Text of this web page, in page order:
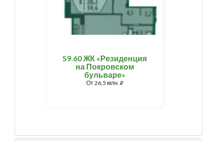
59.60 ЖК «Резиденция
на Покровском
бульваре»
От26,5 млн. ⃏